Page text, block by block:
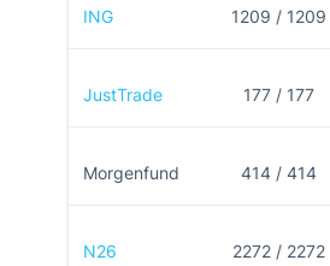
ING 1209 / 1209
JustTrade 177 / 177
Morgenfund 414 / 414
N26 2272 / 2272